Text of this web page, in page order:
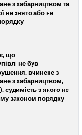
з хабарництвом та
не знято або не
що
не був
вчинене з
з хабарництвом,
з якого не
законом порядку